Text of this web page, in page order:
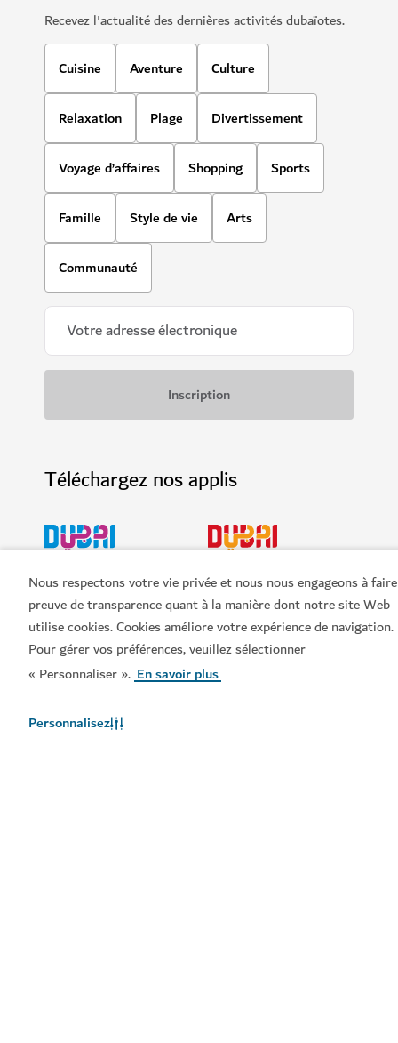
Nous respectons votre vie privée et nous nous engageons à faire
preuve de transparence quant à la manière dont notre site Web
utilise cookies. Cookies améliore votre expérience de navigation.
Pour gérer vos préférences, veuillez sélectionner
« Personnaliser ». En savoir plus
Personnalisez
Recevez l'actualité des dernières activités dubaïotes.
Cuisine Aventure Culture
Relaxation Plage Divertissement
Voyage d’affaires Shopping Sports
Famille Style de vie Arts
Communauté
Téléchargez nos applis
Téléchargez l'appli Visit
Dubai
Consultez le Dubai
Calendar